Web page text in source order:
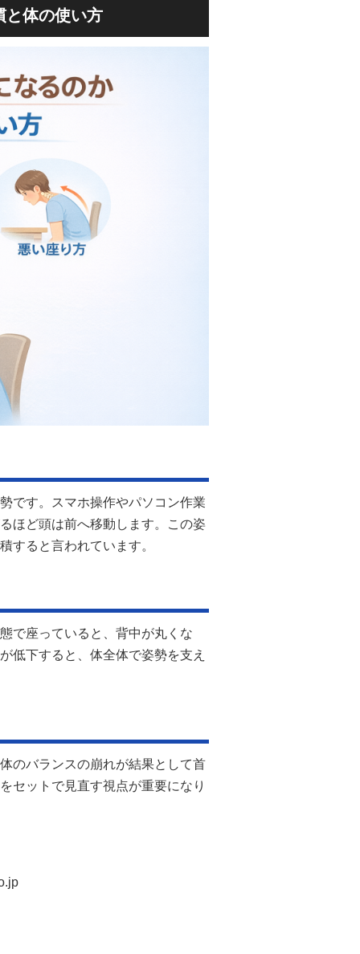
体の使い方
です。スマホ操作やパソコン作業
ほど頭は前へ移動します。この姿
すると言われています。
で座っていると、背中が丸くな
低下すると、体全体で姿勢を支え
のバランスの崩れが結果として首
セットで見直す視点が重要になり